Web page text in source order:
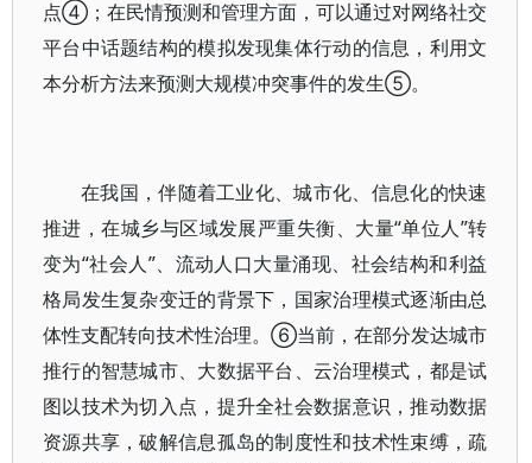
点④；在民情预测和管理方面，可以通过对网络社交
平台中话题结构的模拟发现集体行动的信息，利用文
本分析方法来预测大规模冲突事件的发生⑤。
在我国，伴随着工业化、城市化、信息化的快速
推进，在城乡与区域发展严重失衡、大量“单位人”转
变为“社会人”、流动人口大量涌现、社会结构和利益
格局发生复杂变迁的背景下，国家治理模式逐渐由总
体性支配转向技术性治理。⑥当前，在部分发达城市
推行的智慧城市、大数据平台、云治理模式，都是试
图以技术为切入点，提升全社会数据意识，推动数据
资源共享，破解信息孤岛的制度性和技术性束缚，疏